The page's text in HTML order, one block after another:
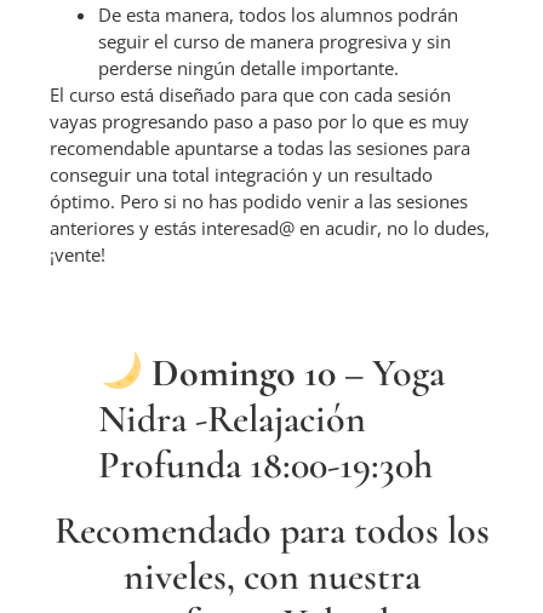
De esta manera, todos los alumnos podrán
seguir el curso de manera progresiva y sin
perderse ningún detalle importante.
El curso está diseñado para que con cada sesión
vayas progresando paso a paso por lo que es muy
recomendable apuntarse a todas las sesiones para
conseguir una total integración y un resultado
óptimo. Pero si no has podido venir a las sesiones
anteriores y estás interesad@ en acudir, no lo dudes,
¡vente!
Domingo 10 –Yoga
Nidra -Relajación
Profunda 18:00-19:30h
Recomendado para todos los
niveles, con nuestra